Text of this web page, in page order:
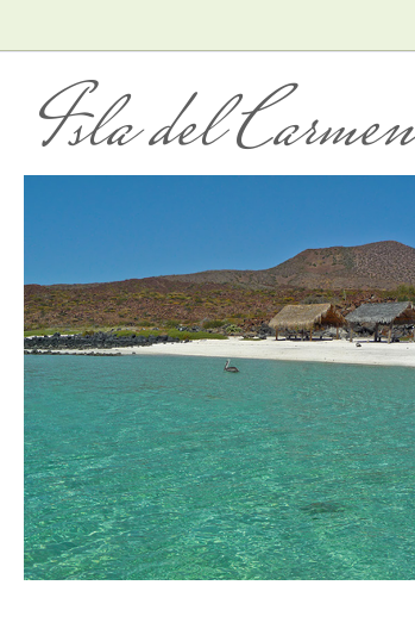
Isla del Carmen